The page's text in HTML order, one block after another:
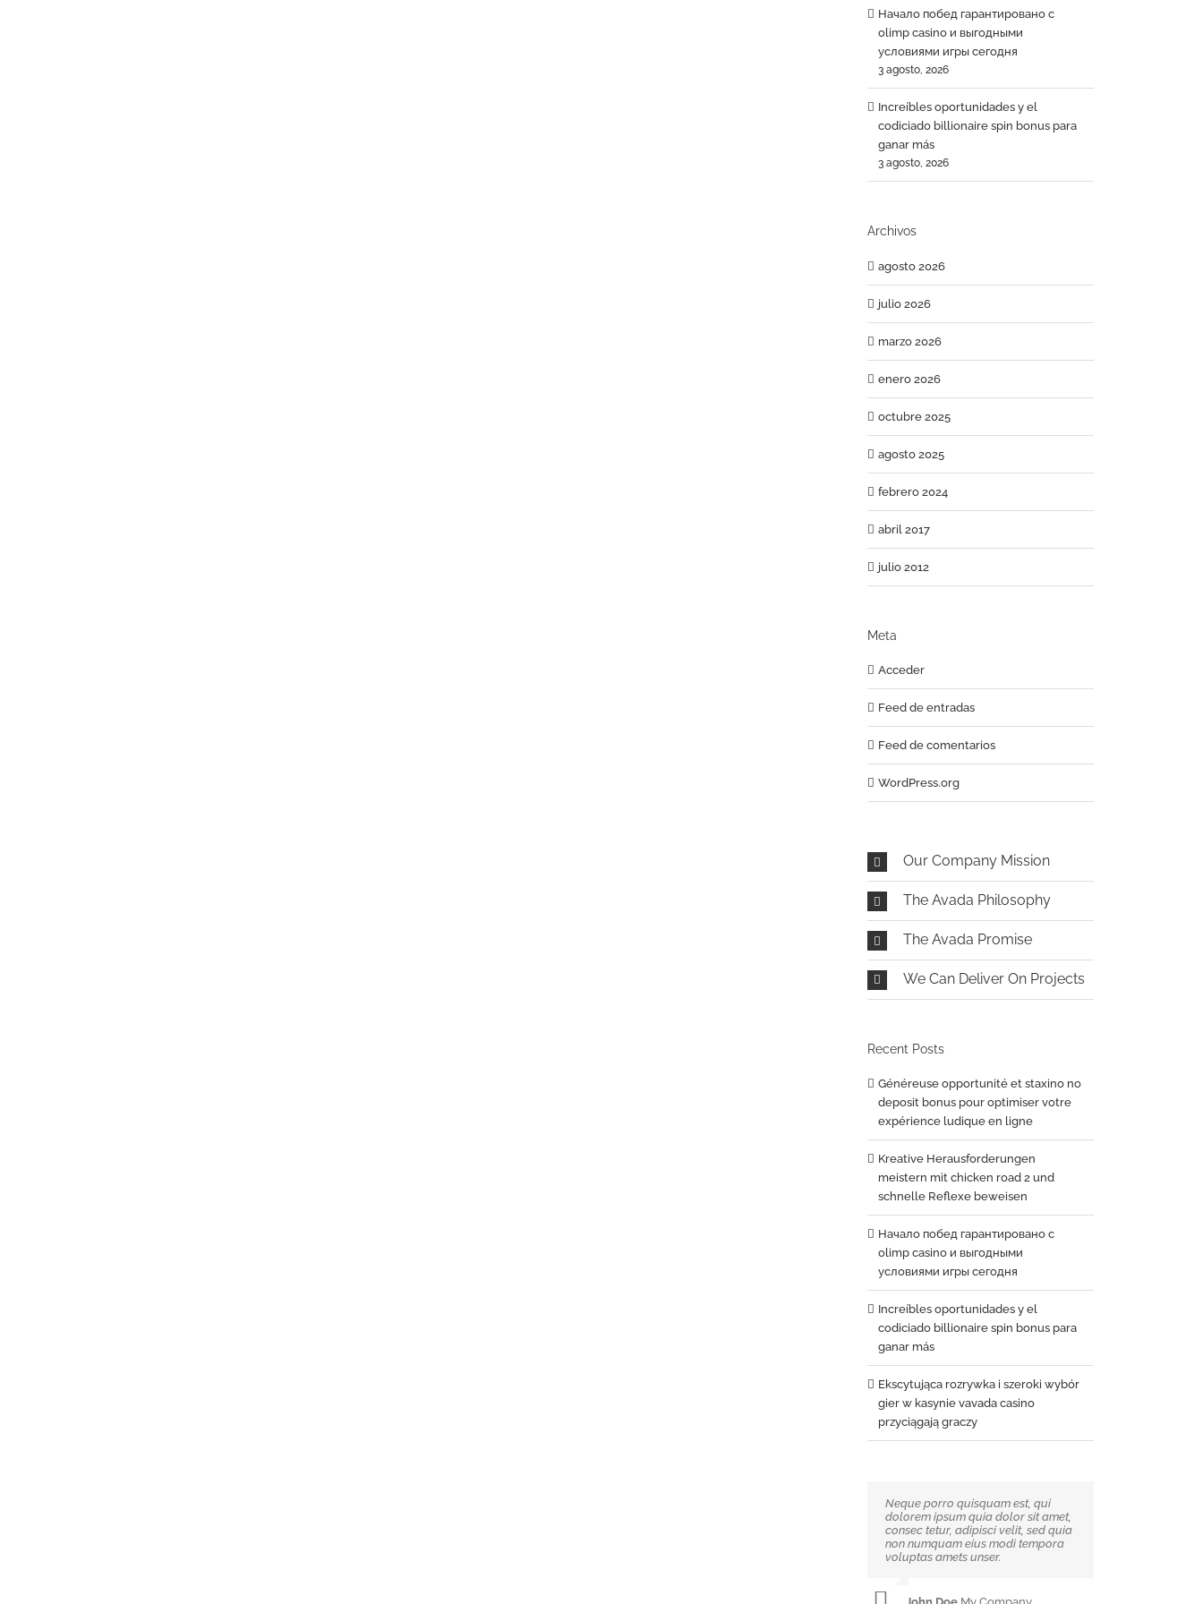
Начало побед гарантировано с
olimp casino и выгодными
условиями игры сегодня
3 agosto, 2026
Increíbles oportunidades y el
codiciado billionaire spin bonus para
ganar más
3 agosto, 2026
Archivos
agosto 2026
julio 2026
marzo 2026
enero 2026
octubre 2025
agosto 2025
febrero 2024
abril 2017
julio 2012
Meta
Acceder
Feed de entradas
Feed de comentarios
WordPress.org
Our Company Mission
The Avada Philosophy
The Avada Promise
We Can Deliver On Projects
Recent Posts
Généreuse opportunité et staxino no
deposit bonus pour optimiser votre
expérience ludique en ligne
Kreative Herausforderungen
meistern mit chicken road 2 und
schnelle Reflexe beweisen
Начало побед гарантировано с
olimp casino и выгодными
условиями игры сегодня
Increíbles oportunidades y el
codiciado billionaire spin bonus para
ganar más
Ekscytująca rozrywka i szeroki wybór
gier w kasynie vavada casino
przyciągają graczy
Neque porro quisquam est, qui
dolorem ipsum quia dolor sit amet,
consec tetur, adipisci velit, sed quia
non numquam eius modi tempora
voluptas amets unser.
Aliquam erat volutpat. Quisque at
est id ligula facilisis laoreet eget
pulvinar nibh. Suspendisse at
ultrices dui. Curabitur ac felis arcu
sadips ipsums fugiats nemis.